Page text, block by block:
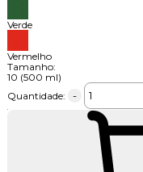
Verde
Vermelho
Tamanho:
10 (500 ml)
Quantidade:
-